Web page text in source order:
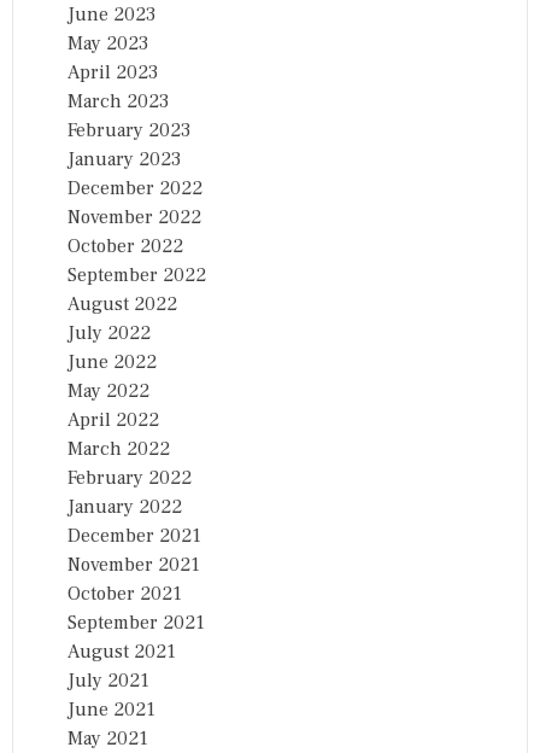
June 2023
May 2023
April 2023
March 2023
February 2023
January 2023
December 2022
November 2022
October 2022
September 2022
August 2022
July 2022
June 2022
May 2022
April 2022
March 2022
February 2022
January 2022
December 2021
November 2021
October 2021
September 2021
August 2021
July 2021
June 2021
May 2021